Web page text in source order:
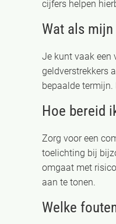
cijfers helpen
Wat als
Je kunt vaak een
geldverstrekkers
bepaalde
Hoe bereid
Zorg voor een
toelichting bij
omgaat met
aan te tonen.
Welke